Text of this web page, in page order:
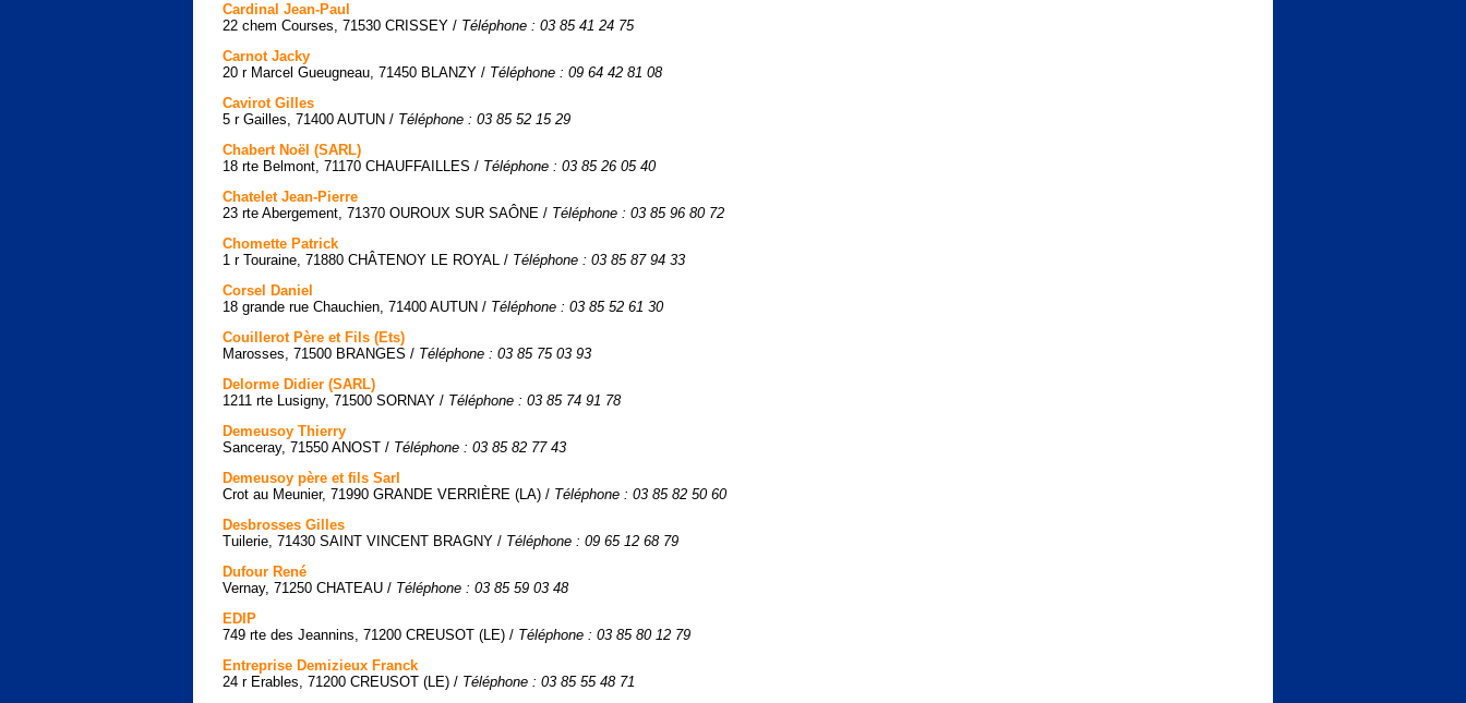
Cardinal Jean-Paul
22 chem Courses, 71530 CRISSEY / Téléphone : 03 85 41 24 75
Carnot Jacky
20 r Marcel Gueugneau, 71450 BLANZY / Téléphone : 09 64 42 81 08
Cavirot Gilles
5 r Gailles, 71400 AUTUN / Téléphone : 03 85 52 15 29
Chabert Noël (SARL)
18 rte Belmont, 71170 CHAUFFAILLES / Téléphone : 03 85 26 05 40
Chatelet Jean-Pierre
23 rte Abergement, 71370 OUROUX SUR SAÔNE / Téléphone : 03 85 96 80 72
Chomette Patrick
1 r Touraine, 71880 CHÂTENOY LE ROYAL / Téléphone : 03 85 87 94 33
Corsel Daniel
18 grande rue Chauchien, 71400 AUTUN / Téléphone : 03 85 52 61 30
Couillerot Père et Fils (Ets)
Marosses, 71500 BRANGES / Téléphone : 03 85 75 03 93
Delorme Didier (SARL)
1211 rte Lusigny, 71500 SORNAY / Téléphone : 03 85 74 91 78
Demeusoy Thierry
Sanceray, 71550 ANOST / Téléphone : 03 85 82 77 43
Demeusoy père et fils Sarl
Crot au Meunier, 71990 GRANDE VERRIÈRE (LA) / Téléphone : 03 85 82 50 60
Desbrosses Gilles
Tuilerie, 71430 SAINT VINCENT BRAGNY / Téléphone : 09 65 12 68 79
Dufour René
Vernay, 71250 CHATEAU / Téléphone : 03 85 59 03 48
EDIP
749 rte des Jeannins, 71200 CREUSOT (LE) / Téléphone : 03 85 80 12 79
Entreprise Demizieux Franck
24 r Erables, 71200 CREUSOT (LE) / Téléphone : 03 85 55 48 71